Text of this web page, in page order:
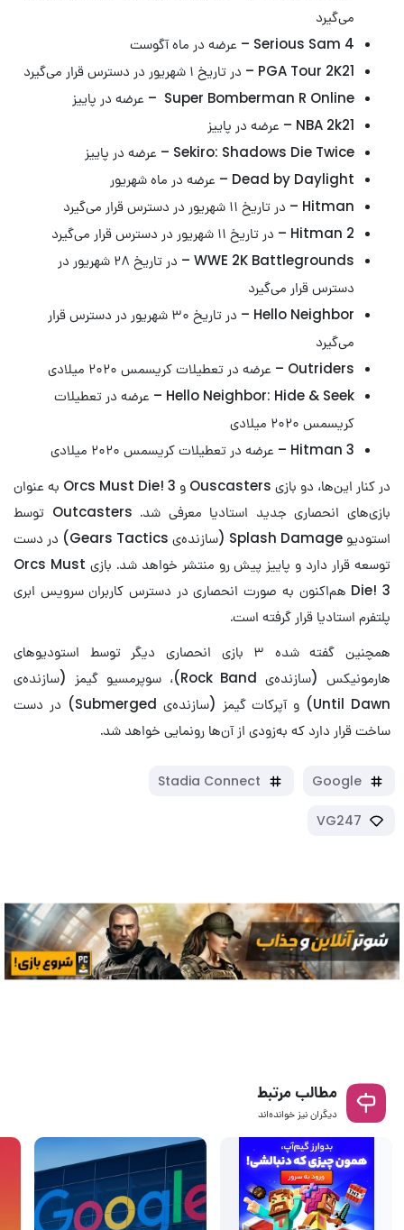
می‌گیرد
Serious Sam 4 – عرضه در ماه آگوست
PGA Tour 2K21 – در تاریخ ۱ شهریور در دسترس قرار می‌گیرد
Super Bomberman R Online – عرضه در پاییز
NBA 2k21 – عرضه در پاییز
Sekiro: Shadows Die Twice – عرضه در پاییز
Dead by Daylight – عرضه در ماه شهریور
Hitman – در تاریخ ۱۱ شهریور در دسترس قرار می‌گیرد
Hitman 2 – در تاریخ ۱۱ شهریور در دسترس قرار می‌گیرد
WWE 2K Battlegrounds – در تاریخ ۲۸ شهریور در
دسترس قرار می‌گیرد
Hello Neighbor – در تاریخ ۳۰ شهریور در دسترس قرار
می‌گیرد
Outriders – عرضه در تعطیلات کریسمس ۲۰۲۰ میلادی
Hello Neighbor: Hide & Seek – عرضه در تعطیلات
کریسمس ۲۰۲۰ میلادی
Hitman 3 – عرضه در تعطیلات کریسمس ۲۰۲۰ میلادی
در کنار این‌ها، دو بازی Ouscasters و Orcs Must Die! 3 به عنوان
بازی‌های انحصاری جدید استادیا معرفی شد. Outcasters توسط
استودیو Splash Damage (سازنده‌ی Gears Tactics) در دست
توسعه قرار دارد و پاییز پیش رو منتشر خواهد شد. بازی Orcs Must
Die! 3 هم‌اکنون به صورت انحصاری در دسترس کاربران سرویس ابری
پلتفرم استادیا قرار گرفته است.
همچنین گفته شده ۳ بازی انحصاری دیگر توسط استودیوهای
هارمونیکس‌ (سازنده‌ی Rock Band)، سوپرمسیو گیمز (سازنده‌ی
Until Dawn) و آپرکات گیمز (سازنده‌ی Submerged) در دست
ساخت قرار دارد که به‌زودی از آن‌ها رونمایی خواهد شد.
Google
Stadia Connect
VG247
مطالب مرتبط
دیگران نیز خوانده‌اند